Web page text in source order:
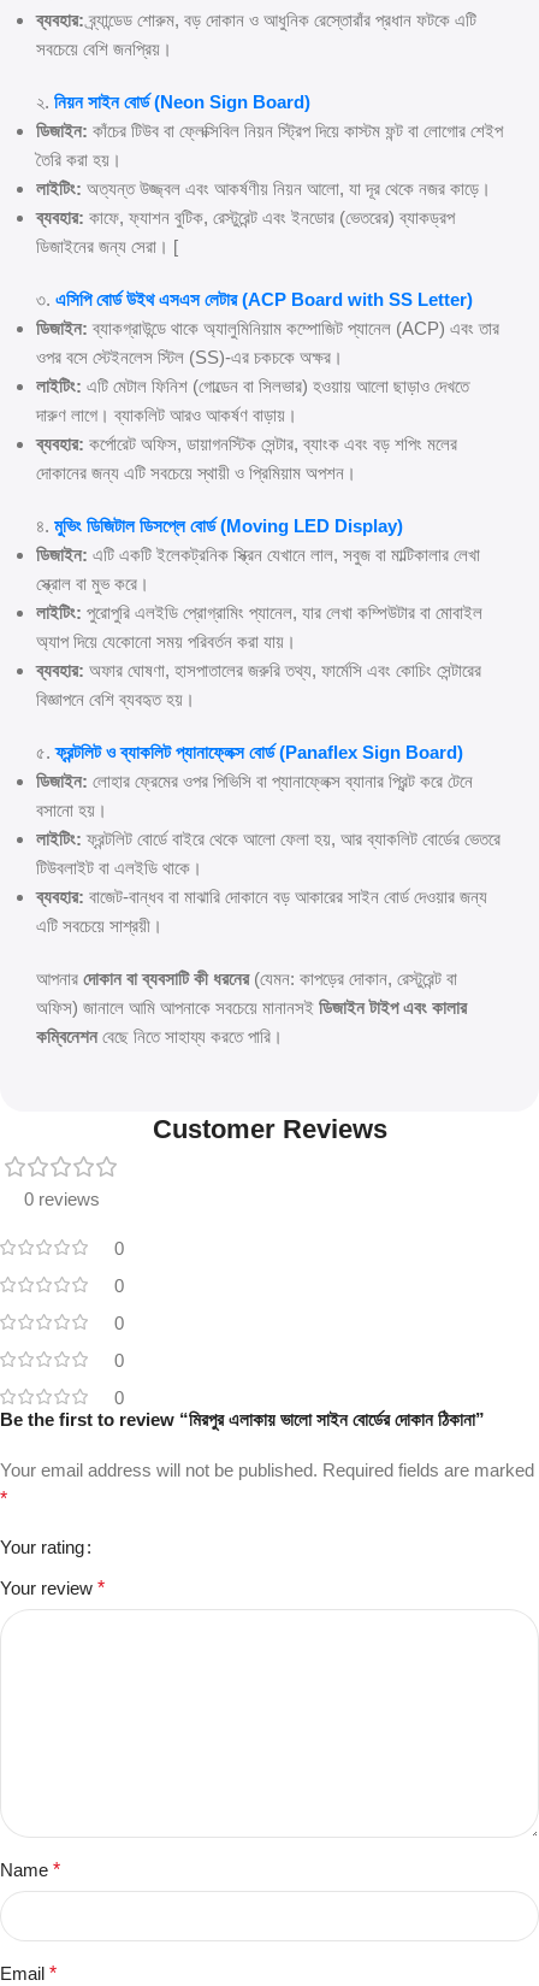
ব্যবহার:ব্র্যান্ডেড শোরুম, বড় দোকান ও আধুনিক রেস্তোরাঁর প্রধান ফটকে এটি
সবচেয়ে বেশি জনপ্রিয়।
২. নিয়ন সাইন বোর্ড (Neon Sign Board)
ডিজাইন: কাঁচের টিউব বা ফ্লেক্সিবিল নিয়ন স্ট্রিপ দিয়ে কাস্টম ফন্ট বা লোগোর শেইপ
তৈরি করা হয়।
লাইটিং: অত্যন্ত উজ্জ্বল এবং আকর্ষণীয় নিয়ন আলো, যা দূর থেকে নজর কাড়ে।
ব্যবহার: কাফে, ফ্যাশন বুটিক, রেস্টুরেন্ট এবং ইনডোর (ভেতরের) ব্যাকড্রপ
ডিজাইনের জন্য সেরা। [
৩. এসিপি বোর্ড উইথ এসএস লেটার (ACP Board with SS Letter)
ডিজাইন: ব্যাকগ্রাউন্ডে থাকে অ্যালুমিনিয়াম কম্পোজিট প্যানেল (ACP) এবং তার
ওপর বসে স্টেইনলেস স্টিল (SS)-এর চকচকে অক্ষর।
লাইটিং: এটি মেটাল ফিনিশ (গোল্ডেন বা সিলভার) হওয়ায় আলো ছাড়াও দেখতে
দারুণ লাগে। ব্যাকলিট আরও আকর্ষণ বাড়ায়।
ব্যবহার: কর্পোরেট অফিস, ডায়াগনস্টিক সেন্টার, ব্যাংক এবং বড় শপিং মলের
দোকানের জন্য এটি সবচেয়ে স্থায়ী ও প্রিমিয়াম অপশন।
৪. মুভিং ডিজিটাল ডিসপ্লে বোর্ড (Moving LED Display)
ডিজাইন: এটি একটি ইলেকট্রনিক স্ক্রিন যেখানে লাল, সবুজ বা মাল্টিকালার লেখা
স্ক্রোল বা মুভ করে।
লাইটিং: পুরোপুরি এলইডি প্রোগ্রামিং প্যানেল, যার লেখা কম্পিউটার বা মোবাইল
অ্যাপ দিয়ে যেকোনো সময় পরিবর্তন করা যায়।
ব্যবহার: অফার ঘোষণা, হাসপাতালের জরুরি তথ্য, ফার্মেসি এবং কোচিং সেন্টারের
বিজ্ঞাপনে বেশি ব্যবহৃত হয়।
৫. ফ্রন্টলিট ও ব্যাকলিট প্যানাফ্লেক্স বোর্ড (Panaflex Sign Board)
ডিজাইন: লোহার ফ্রেমের ওপর পিভিসি বা প্যানাফ্লেক্স ব্যানার প্রিন্ট করে টেনে
বসানো হয়।
লাইটিং: ফ্রন্টলিট বোর্ডে বাইরে থেকে আলো ফেলা হয়, আর ব্যাকলিট বোর্ডের ভেতরে
টিউবলাইট বা এলইডি থাকে।
ব্যবহার: বাজেট-বান্ধব বা মাঝারি দোকানে বড় আকারের সাইন বোর্ড দেওয়ার জন্য
এটি সবচেয়ে সাশ্রয়ী।
আপনার দোকান বা ব্যবসাটি কী ধরনের(যেমন: কাপড়ের দোকান, রেস্টুরেন্ট বা
অফিস) জানালে আমি আপনাকে সবচেয়ে মানানসই ডিজাইন টাইপ এবং কালার
কম্বিনেশনবেছে নিতে সাহায্য করতে পারি।
Customer Reviews
0 reviews
0
0
0
0
0
Be the first to review “মিরপুর এলাকায় ভালো সাইন বোর্ডের দোকান ঠিকানা”
Your email address will not be published. Required fields are marked
*
Your rating
Your review *
Name *
Email *